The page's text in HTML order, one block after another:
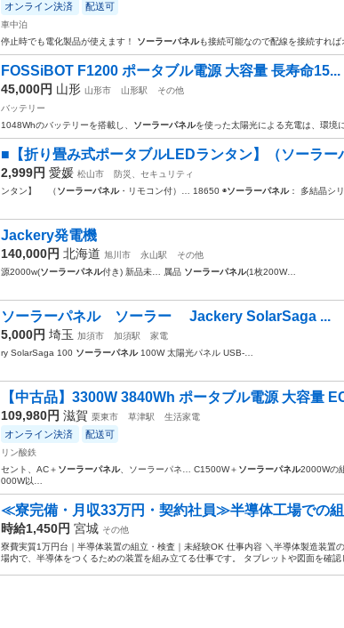
オンライン決済 配送可
車中泊
停止時でも電化製品が使えます！ ソーラーパネルも接続可能なので配線を接続すれば
FOSSiBOT F1200 ポータブル電源 大容量 長寿命15...
45,000円 山形 山形市 山形駅
その他
バッテリー
1048Whのバッテリーを搭載し、 ソーラーパネルを使った太陽光による充電は、環境
■【折り畳み式ポータブルLEDランタン】（ソーラー
2,999円 愛媛 松山市
防災、セキュリティ
ンタン】 （ソーラーパネル・リモコン付）… 18650 ◉ソーラーパネル： 多結晶シ
Jackery発電機
140,000円 北海道 旭川市 永山駅
その他
源2000w(ソーラーパネル付き) 新品未… 属品 ソーラーパネル(1枚200W…
ソーラーパネル ソーラー Jackery SolarSaga ...
5,000円 埼玉 加須市 加須駅
家電
ry SolarSaga 100 ソーラーパネル100W 太陽光パネル USB-…
【中古品】3300W 3840Wh ポータブル電源 大容量
109,980円 滋賀 栗東市 草津駅 生活家電
オンライン決済 配送可
リン酸鉄
セント、AC＋ ソーラーパネル、ソーラーパネ… C1500W＋ ソーラーパネル2000Wの
000W以…
≪寮完備・月収33万円・契約社員≫半導体工場での
時給1,450円 宮城 その他
寮費実質1万円台｜半導体装置の組立・検査｜未経験OK 仕事内容 ＼半導体製造装置
場内で、半導体をつくるための装置を組み立てる仕事です。 タブレットや図面を確認